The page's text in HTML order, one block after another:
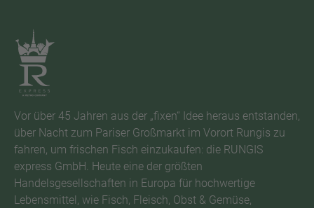
Vor über 45 Jahren aus der „fixen“ Idee heraus entstanden,
über Nacht zum Pariser Großmarkt im Vorort Rungis zu
fahren, um frischen Fisch einzukaufen: die RUNGIS
express GmbH. Heute eine der größten
Handelsgesellschaften in Europa für hochwertige
Lebensmittel, wie Fisch, Fleisch, Obst & Gemüse,